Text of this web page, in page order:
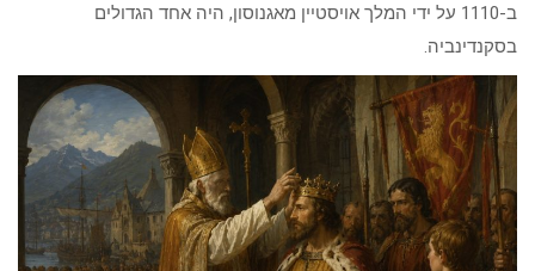
ב-1110 על ידי המלך אויסטיין מאגנוסון, היה אחד הגדולים
בסקנדינביה.